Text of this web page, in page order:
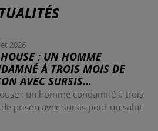
2026
: UN HOMME
À TROIS MOIS DE
AVEC SURSIS...
: un homme condamné à trois
prison avec sursis pour un salut